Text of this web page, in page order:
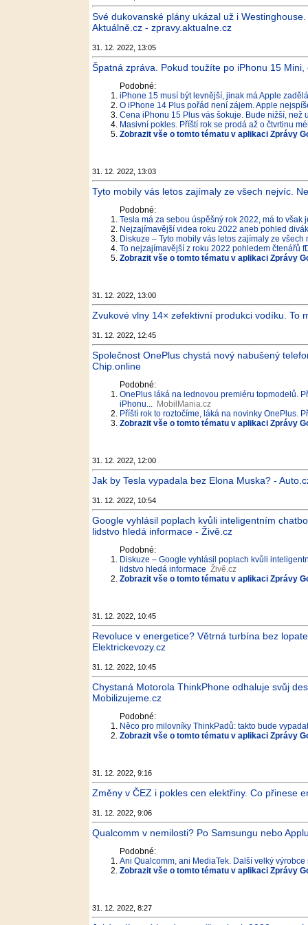
Své dukovanské plány ukázal už i
Aktuálně.cz - zpravy.aktualne.cz
31. 12. 2022, 13:05
Špatná zpráva. Pokud toužíte po iPhonu 15
Podobné:
iPhone 15 musí být levnější, jinak má Apple
O iPhone 14 Plus pořád není zájem. Apple
Cena iPhonu 15 Plus vás šokuje. Bude nižší, než
Masivní pokles. Příští rok se prodá až o čtvrtinu
Zobrazit vše o tomto tématu v aplikaci Zprávy
31. 12. 2022, 13:03
Tyto mobily vás letos zajímaly ze všech nejvíc.
Podobné:
Tesla má za sebou úspěšný rok 2022, má to však
Nejzajímavější videa roku 2022 aneb pohled
Diskuze – Tyto mobily vás letos zajímaly ze
To nejzajímavější z roku 2022 pohledem čtenářů
Zobrazit vše o tomto tématu v aplikaci Zprávy
31. 12. 2022, 13:00
Zvukové vlny 14× zefektivní produkci vodíku. To
31. 12. 2022, 12:45
Společnost OnePlus chystá nový nabušený
Chip.online
Podobné:
OnePlus láká na lednovou premiéru topmodelů.
iPhonu... MobilMania.cz
Příští rok to roztočíme, láká na novinky OnePlus.
Zobrazit vše o tomto tématu v aplikaci Zprávy
31. 12. 2022, 12:00
Jak by Tesla vypadala bez Elona Muska? -
31. 12. 2022, 10:54
Google vyhlásil poplach kvůli inteligentním
lidstvo hledá informace - Živě.cz
Podobné:
Diskuze – Google vyhlásil poplach kvůli
lidstvo hledá informace Živě.cz
Zobrazit vše o tomto tématu v aplikaci Zprávy
31. 12. 2022, 10:45
Revoluce v energetice? Větrná turbína bez
Elektrickevozy.cz
31. 12. 2022, 10:45
Chystaná Motorola ThinkPhone odhaluje svůj
Mobilizujeme.cz
Podobné:
Něco pro milovníky ThinkPadů: takto bude
Zobrazit vše o tomto tématu v aplikaci Zprávy
31. 12. 2022, 9:16
Změny v ČEZ i pokles cen elektřiny. Co přinese
31. 12. 2022, 9:06
Qualcomm v nemilosti? Po Samsungu nebo
Podobné:
Ani Qualcomm, ani MediaTek. Další velký
Zobrazit vše o tomto tématu v aplikaci Zprávy
31. 12. 2022, 8:27